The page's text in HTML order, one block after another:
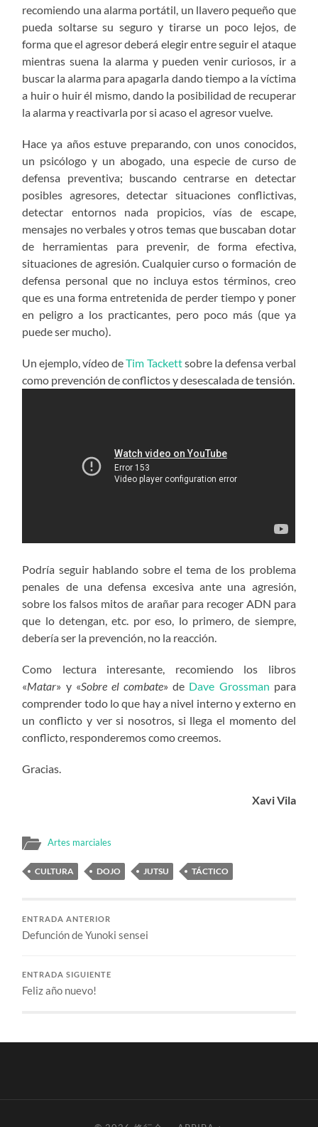
recomiendo una alarma portátil, un llavero pequeño que
pueda soltarse su seguro y tirarse un poco lejos, de
forma que el agresor deberá elegir entre seguir el ataque
mientras suena la alarma y pueden venir curiosos, ir a
buscar la alarma para apagarla dando tiempo a la víctima
a huir o huir él mismo, dando la posibilidad de recuperar
la alarma y reactivarla por si acaso el agresor vuelve.
Hace ya años estuve preparando, con unos conocidos,
un psicólogo y un abogado, una especie de curso de
defensa preventiva; buscando centrarse en detectar
posibles agresores, detectar situaciones conflictivas,
detectar entornos nada propicios, vías de escape,
mensajes no verbales y otros temas que buscaban dotar
de herramientas para prevenir, de forma efectiva,
situaciones de agresión. Cualquier curso o formación de
defensa personal que no incluya estos términos, creo
que es una forma entretenida de perder tiempo y poner
en peligro a los practicantes, pero poco más (que ya
puede ser mucho).
Un ejemplo, vídeo deTim Tackettsobre la defensa verbal
como prevención de conflictos y desescalada de tensión.
Podría seguir hablando sobre el tema de los problema
penales de una defensa excesiva ante una agresión,
sobre los falsos mitos de arañar para recoger ADN para
que lo detengan, etc. por eso, lo primero, de siempre,
debería ser la prevención, no la reacción.
Como lectura interesante, recomiendo los libros
«Matar» y «Sobre el combate» de Dave Grossman para
comprender todo lo que hay a nivel interno y externo en
un conflicto y ver si nosotros, si llega el momento del
conflicto, responderemos como creemos.
Gracias.
Xavi Vila
Artes marciales
CULTURA DOJO JUTSU TÁCTICO
ENTRADA ANTERIOR
Defunción de Yunoki sensei
ENTRADA SIGUIENTE
Feliz año nuevo!